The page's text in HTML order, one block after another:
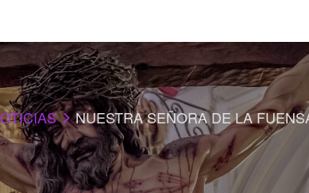
NUESTRA SEÑORA DE LA